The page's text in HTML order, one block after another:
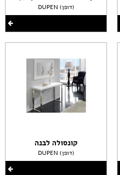
DUPEN (דופן)
קונסולה לבנה
DUPEN (דופן)